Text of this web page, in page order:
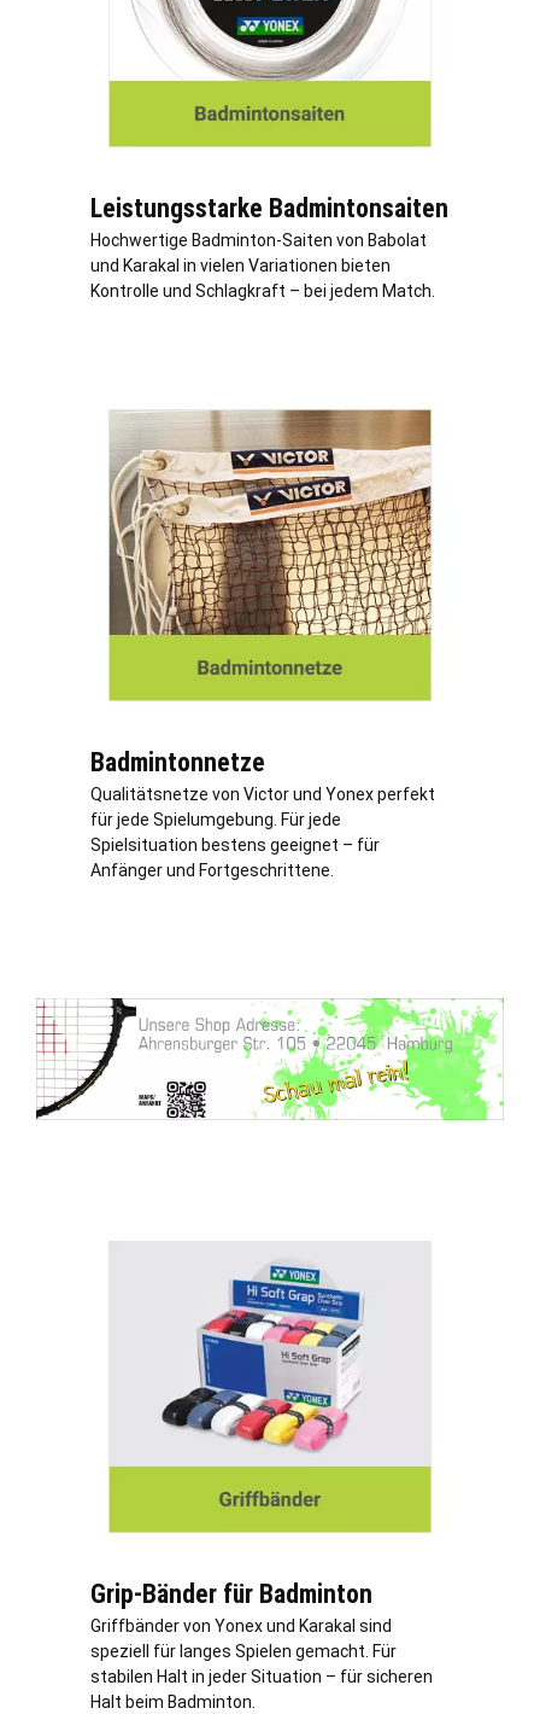
Leistungsstarke Badmintonsaiten
Hochwertige Badminton-Saiten von Babolat
und Karakal in vielen Variationen bieten
Kontrolle und Schlagkraft – bei jedem Match.
Badmintonnetze
Qualitätsnetze von Victor und Yonex perfekt
für jede Spielumgebung. Für jede
Spielsituation bestens geeignet – für
Anfänger und Fortgeschrittene.
Grip-Bänder für Badminton
Griffbänder von Yonex und Karakal sind
speziell für langes Spielen gemacht. Für
stabilen Halt in jeder Situation – für sicheren
Halt beim Badminton.